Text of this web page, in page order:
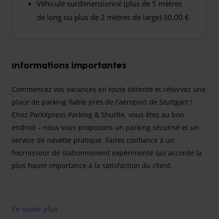
Véhicule surdimensionné (plus de 5 mètres
de long ou plus de 2 mètres de large) 30,00 €
Informations importantes
Commencez vos vacances en toute détente et réservez une
place de parking fiable près de l'aéroport de Stuttgart !
Chez ParkXpress Parking & Shuttle, vous êtes au bon
endroit – nous vous proposons un parking sécurisé et un
service de navette pratique. Faites confiance à un
fournisseur de stationnement expérimenté qui accorde la
plus haute importance à la satisfaction du client.
En savoir plus